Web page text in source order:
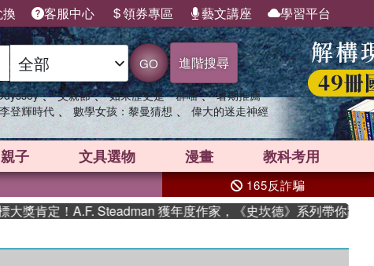
客服中心 領券專區 藝文講座 學習平台
GO 進階搜尋
、 父親節 、 如果歷史是一群喵 、 暑期推薦
登輝時代 、 數學女孩：黎曼猜想 、 偉大的迷走神經
親子 文具選物 漫畫 教科考用
165反詐騙
肯定！A.F. Steadman 獲年度作家，《史坎德》系列帶你踏上熱血